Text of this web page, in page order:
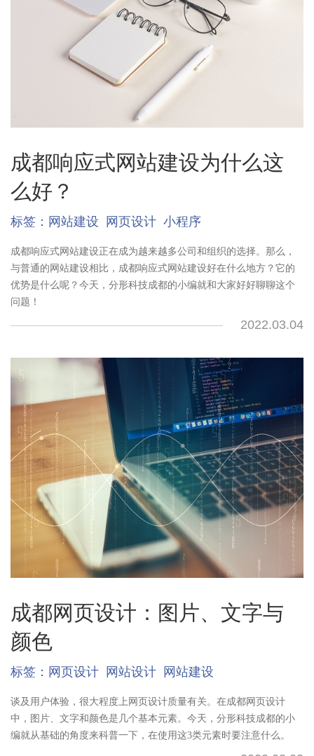
成都响应式网站建设为什么这
么好？
标签： 网站建设 网页设计 小程序
成都响应式网站建设正在成为越来越多公司和组织的选择。那么，
与普通的网站建设相比，成都响应式网站建设好在什么地方？它的
优势是什么呢？今天，分形科技成都的小编就和大家好好聊聊这个
问题！
2022.03.04
成都网页设计：图片、文字与
颜色
标签： 网页设计 网站设计 网站建设
谈及用户体验，很大程度上网页设计质量有关。在成都网页设计
中，图片、文字和颜色是几个基本元素。今天，分形科技成都的小
编就从基础的角度来科普一下，在使用这3类元素时要注意什么。